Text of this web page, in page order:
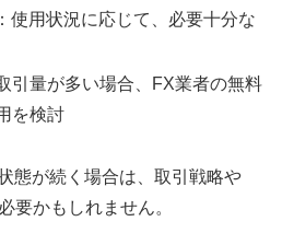
使用状況に応じて、必要十分な
引量が多い場合、FX業者の無料
を検討
態が続く場合は、取引戦略や
要かもしれません。